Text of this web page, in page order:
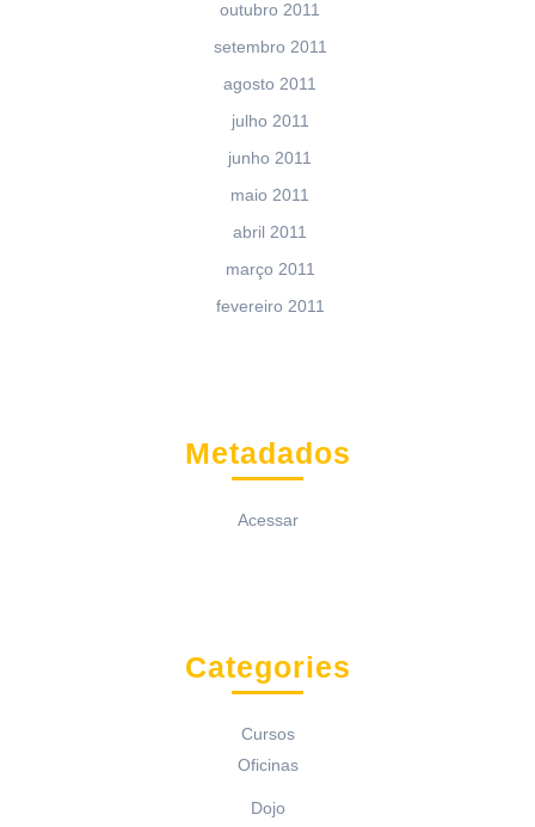
outubro 2011
setembro 2011
agosto 2011
julho 2011
junho 2011
maio 2011
abril 2011
março 2011
fevereiro 2011
Metadados
Acessar
Categories
Cursos
Oficinas
Dojo